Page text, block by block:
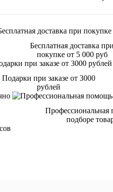
Бесплатная доставка при
покупке от 5 000 руб
Подарки при заказе от 3000
рублей
Профессиональная
подборе